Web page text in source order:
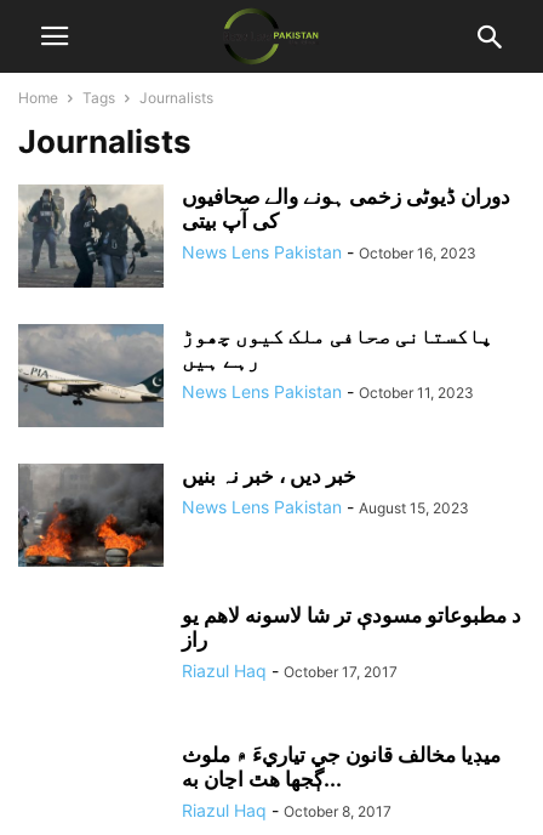
Home Tags Journalists
Journalists
دوران ڈیوٹی زخمی ہونے والے صحافیوں
کی آپ بیتی
News Lens Pakistan - October 16, 2023
پاکستانی صحافی ملک کیوں چھوڑ
رہے ہیں
News Lens Pakistan - October 11, 2023
خبر دیں ، خبر نہ بنیں
News Lens Pakistan - August 15, 2023
د مطبوعاتو مسودې تر شا لاسونه لاهم يو
راز
Riazul Haq - October 17, 2017
ميڊيا مخالف قانون جي تياريءَ ۾ ملوث
ڳجها هٿ اڃان به...
Riazul Haq - October 8, 2017